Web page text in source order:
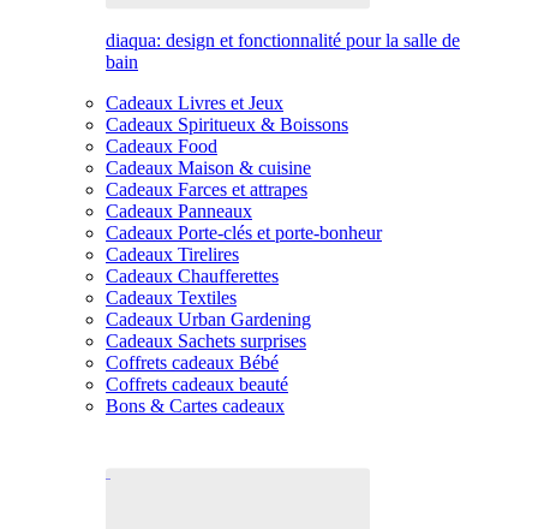
diaqua: design et fonctionnalité pour la salle de
bain
Cadeaux Livres et Jeux
Cadeaux Spiritueux & Boissons
Cadeaux Food
Cadeaux Maison & cuisine
Cadeaux Farces et attrapes
Cadeaux Panneaux
Cadeaux Porte-clés et porte-bonheur
Cadeaux Tirelires
Cadeaux Chaufferettes
Cadeaux Textiles
Cadeaux Urban Gardening
Cadeaux Sachets surprises
Coffrets cadeaux Bébé
Coffrets cadeaux beauté
Bons & Cartes cadeaux